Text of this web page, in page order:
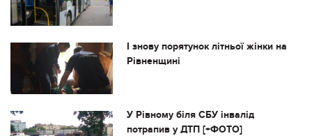
І знову порятунок літньої жінки на
Рівненщині
У Рівному біля СБУ інвалід
потрапив у ДТП [+ФОТО]